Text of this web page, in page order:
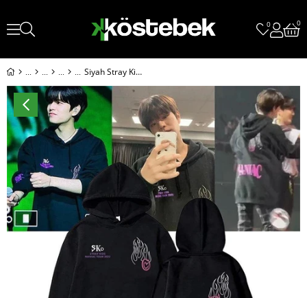
0 0
Siyah Stray Kids - Maniac Tour (Unisex) Kapüşonlu Sweatshirt